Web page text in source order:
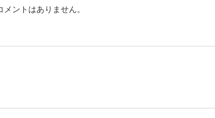
メントはありません。